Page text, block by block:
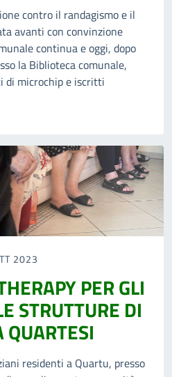
contro il randagismo e il
avanti con convinzione
continua e oggi, dopo
la Biblioteca comunale,
di microchip e iscritti
2023
PER GLI
STRUTTURE DI
QUARTESI
residenti a Quartu, presso